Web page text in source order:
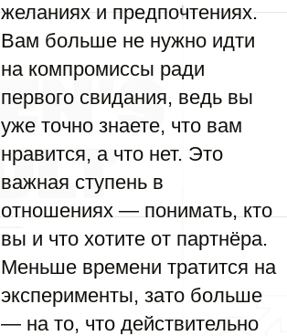
желаниях и предпочтениях.
Вам больше не нужно идти
на компромиссы ради
первого свидания, ведь вы
уже точно знаете, что вам
нравится, а что нет. Это
важная ступень в
отношениях — понимать, кто
вы и что хотите от партнёра.
Меньше времени тратится на
эксперименты, зато больше
— на то, что действительно